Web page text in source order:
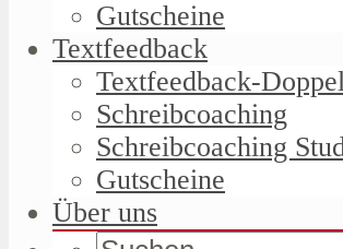
Gutscheine
Textfeedback
Textfeedback-
Schreibcoaching
Schreibcoaching
Gutscheine
Über uns